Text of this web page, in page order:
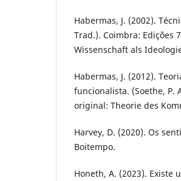
Habermas, J. (2002).
Trad.). Coimbra: Edições
Wissenschaft als
Habermas, J. (2012).
funcionalista. (Soethe, P.
original: Theorie des
Harvey, D. (2020). Os
Boitempo.
Honeth, A. (2023). Existe